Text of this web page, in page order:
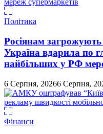
Політика
Росіянам загрожують
Україна вдарила по
найбільших у РФ
6 Серпня, 20266 Серпня,
Фінанси